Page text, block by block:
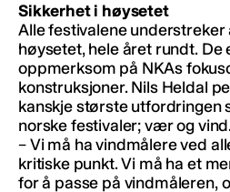
Sikkerhet i høysetet
Alle festivalene understreker
høysetet, hele året rundt. De
oppmerksom på NKAs
konstruksjoner. Nils Heldal
kanskje største utfordringen
norske festivaler; vær og
– Vi må ha vindmålere ved
kritiske punkt. Vi må ha et
for å passe på vindmåleren,